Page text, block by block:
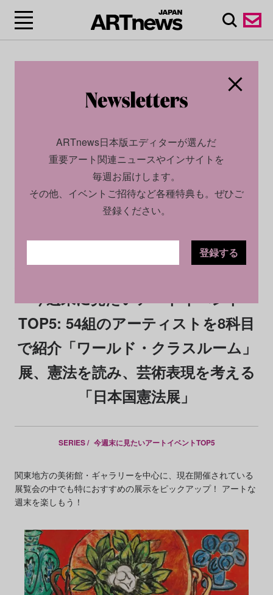
2023.04.28
今週末に見たいアートイベント
TOP5: 54組のアーティストを8科目
で紹介「ワールド・クラスルーム」
展、憲法を読み、芸術表現を考える
「日本国憲法展」
SERIES / 今週末に見たいアートイベントTOP5
関東地方の美術館・ギャラリーを中心に、現在開催されている
展覧会の中でも特におすすめの展示をピックアップ！ アートな
週末を楽しもう！
ARTnews日本版エディターが選んだ
重要アート関連ニュースやインサイトを
毎週お届けします。
その他、イベントご招待など各種特典も。ぜひご
登録ください。
登録する